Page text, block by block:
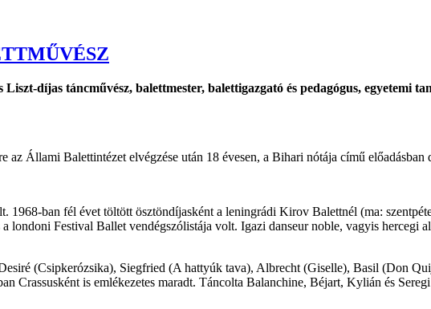
díjas táncművész, balettmester, balettigazgató és pedagógus, egyetemi
Állami Balettintézet elvégzése után 18 évesen, a Bihari nótája című előadásban
1968-ban fél évet töltött ösztöndíjasként a leningrádi Kirov Balettnél (ma:
londoni Festival Ballet vendégszólistája volt. Igazi danseur noble, vagyis hercegi
(Csipkerózsika), Siegfried (A hattyúk tava), Albrecht (Giselle), Basil (Don
Crassusként is emlékezetes maradt. Táncolta Balanchine, Béjart, Kylián és